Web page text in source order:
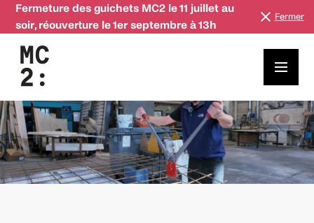
Fermeture des guichets MC2 le 11 juillet au
soir, réouverture le 1er septembre à 13h
Fermer